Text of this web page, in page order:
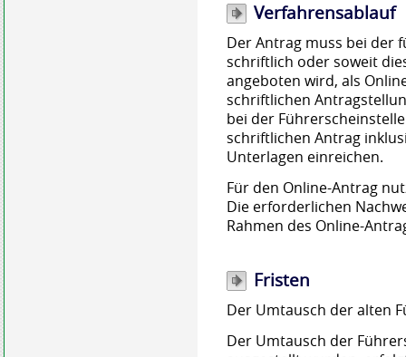
Verfahrensablauf
Der Antrag muss bei der
schriftlich oder soweit
angeboten wird, als
schriftlichen
bei der
schriftlichen Antrag
Unterlagen einreichen.
Für den Online-Antrag
Die erforderlichen
Rahmen des Online-
Fristen
Der Umtausch der alten
Der Umtausch der